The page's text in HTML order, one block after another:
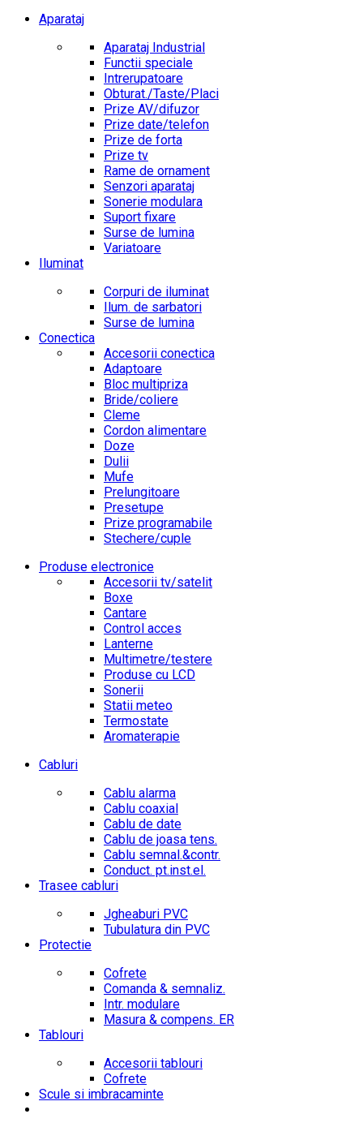
Aparataj
Aparataj Industrial
Functii speciale
Intrerupatoare
Obturat./Taste/Placi
Prize AV/difuzor
Prize date/telefon
Prize de forta
Prize tv
Rame de ornament
Senzori aparataj
Sonerie modulara
Suport fixare
Surse de lumina
Variatoare
Iluminat
Corpuri de iluminat
Ilum. de sarbatori
Surse de lumina
Conectica
Accesorii conectica
Adaptoare
Bloc multipriza
Bride/coliere
Cleme
Cordon alimentare
Doze
Dulii
Mufe
Prelungitoare
Presetupe
Prize programabile
Stechere/cuple
Produse electronice
Accesorii tv/satelit
Boxe
Cantare
Control acces
Lanterne
Multimetre/testere
Produse cu LCD
Sonerii
Statii meteo
Termostate
Aromaterapie
Cabluri
Cablu alarma
Cablu coaxial
Cablu de date
Cablu de joasa tens.
Cablu semnal.&contr.
Conduct. pt.inst.el.
Trasee cabluri
Jgheaburi PVC
Tubulatura din PVC
Protectie
Cofrete
Comanda & semnaliz.
Intr. modulare
Masura & compens. ER
Tablouri
Accesorii tablouri
Cofrete
Scule si imbracaminte